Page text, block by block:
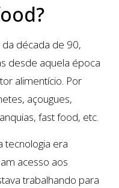
década de 90,
desde aquela época
alimentício. Por
açougues,
fast food, etc.
tecnologia era
acesso aos
trabalhando para